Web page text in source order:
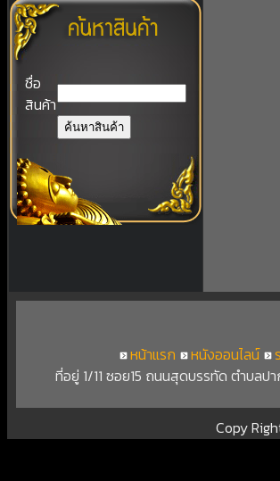
ชื่อ
สินค้า
หน้าแรก หนังออนไลน์
ที่อยู่ 1/11 ซอย15 ถนนสุดบรรทัด ตำบลป
Copy